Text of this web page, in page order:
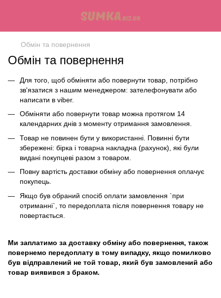
Обмін та повернення
Обмін та повернення
Для того, щоб обміняти або повернути товар, потрібно
зв'язатися з нашим менеджером: зателефонувати або
написати в viber.
Обміняти або повернути товар можна протягом 14
календарних днів з моменту отримання замовлення.
Товар не повинен бути у використанні. Повинні бути
збережені: бірка і товарна накладна (рахунок), які були
видані покупцеві разом з товаром.
Повну вартість доставки обміну або повернення оплачує
покупець.
Якщо був обраний спосіб оплати замовлення `при
отриманні`, то передоплата після повернення товару не
повертається.
Ми заплатимо за доставку обміну або повернення, також
повернемо передоплату в тому випадку, якщо помилково
був відправлений не той товар, який був замовлений або
товар виявився з браком.